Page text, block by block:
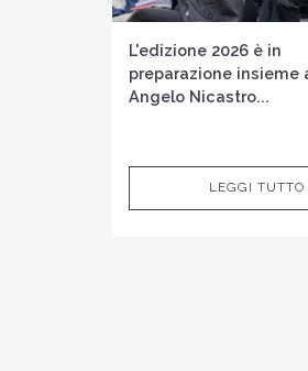
L'edizione 2026 è in
preparazione insieme
Angelo Nicastro...
LEGGI TUTTO